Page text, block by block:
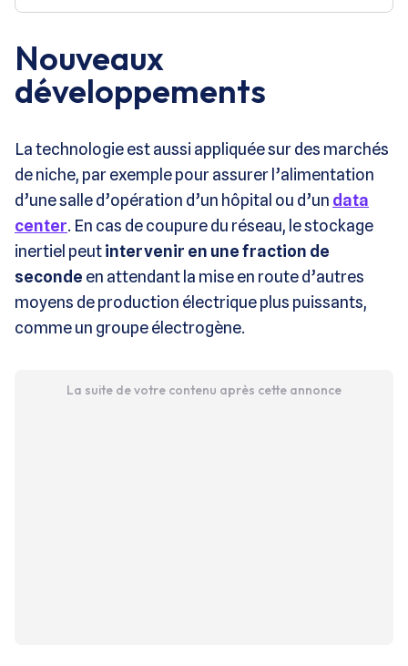
Nouveaux
développements
La technologie est aussi appliquée sur des marchés
de niche, par exemple pour assurer l’alimentation
d’une salle d’opération d’un hôpital ou d’un data
center. En cas de coupure du réseau, le stockage
inertiel peutintervenir en une fraction de
seconde en attendant la mise en route d’autres
moyens de production électrique plus puissants,
comme un groupe électrogène.
La suite de votre contenu après cette annonce